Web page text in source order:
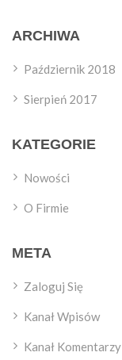
ARCHIWA
Październik 2018
Sierpień 2017
KATEGORIE
Nowości
O Firmie
META
Zaloguj Się
Kanał Wpisów
Kanał Komentarzy